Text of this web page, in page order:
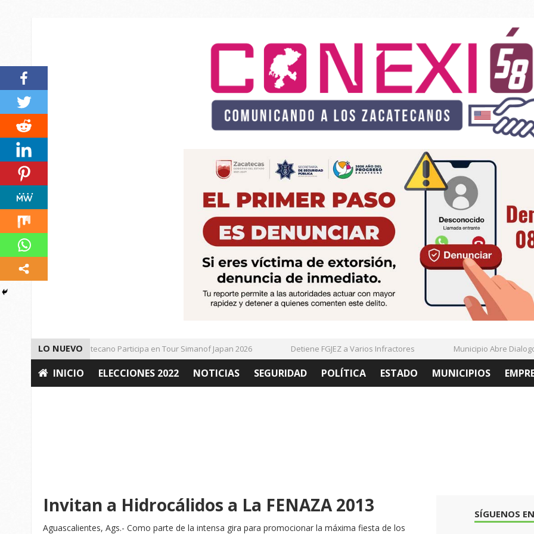
LO NUEVO
Universitario Zacatecano Participa en Tour Simanof Japan 2026 Detiene FGJEZ a Varios Infractores Municipio Abre Dialogo
INICIO ELECCIONES 2022 NOTICIAS SEGURIDAD POLÍTICA ESTADO MUNICIPIOS
Invitan a Hidrocálidos a La FENAZA 2013
Aguascalientes, Ags.- Como parte de la intensa gira para promocionar la máxima fiesta de los
SÍGUENOS